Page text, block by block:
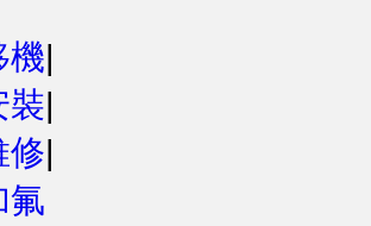
機|
裝|
修|
氟